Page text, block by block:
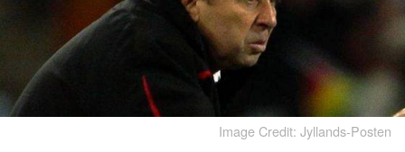
Image Credit: Jyllands-Posten